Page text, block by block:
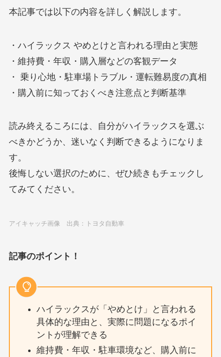
本記事では以下の内容を詳しく解説します。
・ハイラックス やめとけと言われる理由と実態
・維持費・年収・購入層などの客観データ
・ 乗り心地・駐車場トラブル・運転難易度の真相
・購入前に知っておくべき注意点と判断基準
読み終えるころには、自分がハイラックスを選ぶ
べきかどうか、迷いなく判断できるようになりま
す。
後悔しない選択のために、ぜひ続きもチェックし
てみてください。
アイキャッチ画像 出典：トヨタ自動車
記事のポイント！
ハイラックスが「やめとけ」と言われる
具体的な理由と、実際に問題になるポイ
ントが理解できる
維持費・年収・駐車環境など、購入前に